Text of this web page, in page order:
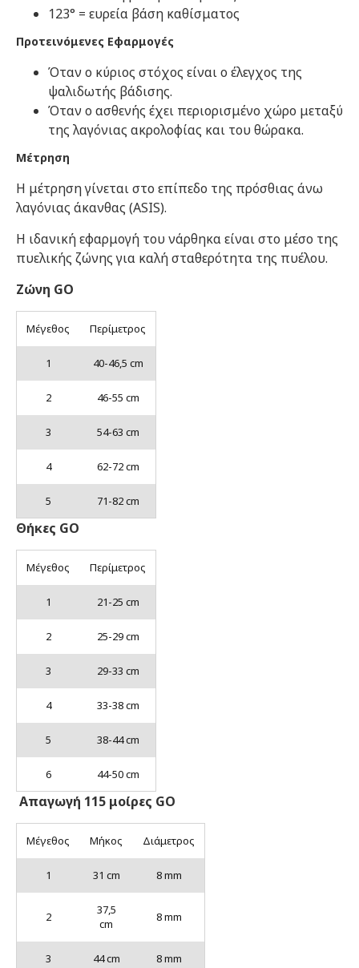
123° = ευρεία βάση καθίσματος
Προτεινόμενες Εφαρμογές
Όταν ο κύριος στόχος είναι ο έλεγχος της
ψαλιδωτής βάδισης.
Όταν ο ασθενής έχει περιορισμένο χώρο μεταξύ
της λαγόνιας ακρολοφίας και του θώρακα.
Μέτρηση
Η μέτρηση γίνεται στο επίπεδο της πρόσθιας άνω
λαγόνιας άκανθας (ASIS).
Η ιδανική εφαρμογή του νάρθηκα είναι στο μέσο της
πυελικής ζώνης για καλή σταθερότητα της πυέλου.
Ζώνη GO
Μέγεθος Περίμετρος
1 40-46,5 cm
2 46-55 cm
3 54-63 cm
4 62-72 cm
5 71-82 cm
Θήκες GO
Μέγεθος Περίμετρος
1 21-25 cm
2 25-29 cm
3 29-33 cm
4 33-38 cm
5 38-44 cm
6 44-50 cm
Aπαγωγή 115 μοίρες GO
Μέγεθος Μήκος Διάμετρος
1 31 cm 8 mm
2
37,5
cm
8 mm
3 44 cm 8 mm